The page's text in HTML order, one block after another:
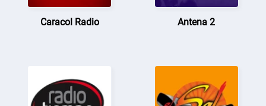
Caracol Radio Antena 2